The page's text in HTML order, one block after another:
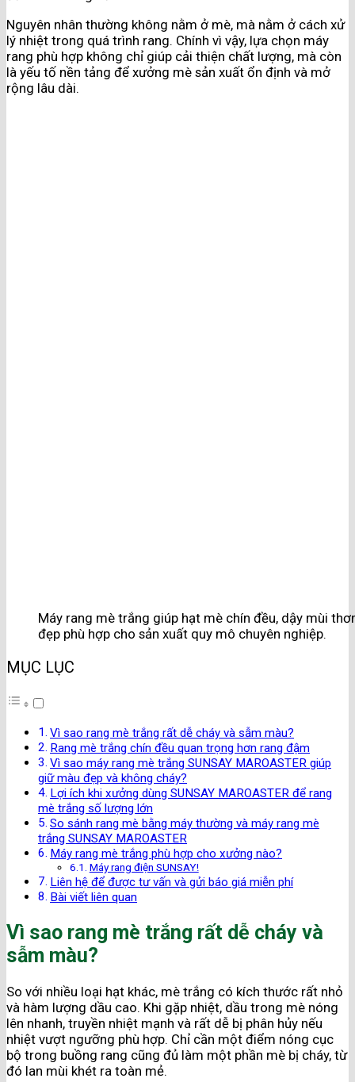
Nguyên nhân thường không nằm ở mè, mà nằm ở cách xử
lý nhiệt trong quá trình rang. Chính vì vậy, lựa chọn máy
rang phù hợp không chỉ giúp cải thiện chất lượng, mà còn
là yếu tố nền tảng để xưởng mè sản xuất ổn định và mở
rộng lâu dài.
Máy rang mè trắng giúp hạt mè chín đều, dậy mùi
đẹp phù hợp cho sản xuất quy mô chuyên nghiệp.
MỤC LỤC
Vì sao rang mè trắng rất dễ cháy và sẫm màu?
Rang mè trắng chín đều quan trọng hơn rang đậm
Vì sao máy rang mè trắng SUNSAY MAROASTER giúp
giữ màu đẹp và không cháy?
Lợi ích khi xưởng dùng SUNSAY MAROASTER để rang
mè trắng số lượng lớn
So sánh rang mè bằng máy thường và máy rang mè
trắng SUNSAY MAROASTER
Máy rang mè trắng phù hợp cho xưởng nào?
Máy rang điện SUNSAY!
Liên hệ để được tư vấn và gửi báo giá miễn phí
Bài viết liên quan
Vì sao rang mè trắng rất dễ cháy và
sẫm màu?
So với nhiều loại hạt khác, mè trắng có kích thước rất nhỏ
và hàm lượng dầu cao. Khi gặp nhiệt, dầu trong mè nóng
lên nhanh, truyền nhiệt mạnh và rất dễ bị phân hủy nếu
nhiệt vượt ngưỡng phù hợp. Chỉ cần một điểm nóng cục
bộ trong buồng rang cũng đủ làm một phần mè bị cháy, từ
đó lan mùi khét ra toàn mẻ.